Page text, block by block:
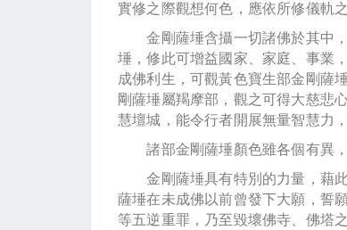
實修之際觀想何色，應依所修儀軌
金剛薩埵含攝一切諸佛於其中，
埵，修此可增益國家、家庭、事業
成佛利生，可觀黃色寶生部金剛薩
剛薩埵屬羯摩部，觀之可得大慈悲
慧壇城，能令行者開展無量智慧力
諸部金剛薩埵顏色雖各個有異，
金剛薩埵具有特別的力量，藉此
薩埵在未成佛以前曾發下大願，誓
等五逆重罪，乃至毀壞佛寺、佛塔